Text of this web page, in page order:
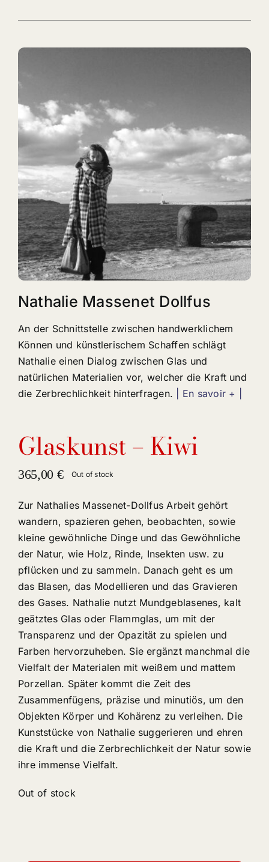
Nathalie Massenet Dollfus
An der Schnittstelle zwischen handwerklichem
Können und künstlerischem Schaffen schlägt
Nathalie einen Dialog zwischen Glas und
natürlichen Materialien vor, welcher die Kraft und
die Zerbrechlichkeit hinterfragen.
| En savoir + |
Glaskunst – Kiwi
365,00 € Out of stock
Zur Nathalies Massenet-Dollfus Arbeit gehört
wandern, spazieren gehen, beobachten, sowie
kleine gewöhnliche Dinge und das Gewöhnliche
der Natur, wie Holz, Rinde, Insekten usw. zu
pflücken und zu sammeln. Danach geht es um
das Blasen, das Modellieren und das Gravieren
des Gases. Nathalie nutzt Mundgeblasenes, kalt
geätztes Glas oder Flammglas, um mit der
Transparenz und der Opazität zu spielen und
Farben hervorzuheben. Sie ergänzt manchmal die
Vielfalt der Materialen mit weißem und mattem
Porzellan. Später kommt die Zeit des
Zusammenfügens, präzise und minutiös, um den
Objekten Körper und Kohärenz zu verleihen. Die
Kunststücke von Nathalie suggerieren und ehren
die Kraft und die Zerbrechlichkeit der Natur sowie
ihre immense Vielfalt.
Out of stock